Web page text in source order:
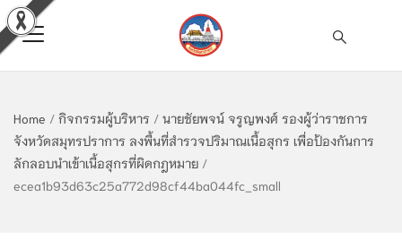
Home / กิจกรรมผู้บริหาร / นายชัยพจน์ จรูญพงศ์ รองผู้ว่าราชการ
จังหวัดสมุทรปราการ ลงพื้นที่สำรวจปริมาณเนื้อสุกร เพื่อป้องกันการ
ลักลอบนำเข้าเนื้อสุกรที่ผิดกฎหมาย /
ecea1b93d63c25a772d98cf44ba044fc_small